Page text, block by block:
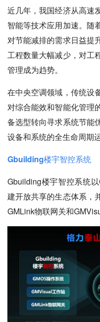
近几年，我国经济从高速
智能等技术应用加速。随
对节能减排的需求日益提
工程数量大幅减少，对工
管理成为趋势。
在中央空调领域，传统设
对综合能效和智能化管理
备选型转向寻求系统节能
设备和系统的全生命周期
Gbuilding楼宇智控系统
Gbuilding楼宇智控系统
建开放共享的生态体系，
GMLink物联网关和